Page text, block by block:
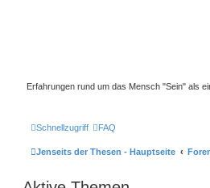
Erfahrungen rund um das Mensch "Sein" als
Schnellzugriff FAQ
Jenseits der Thesen - Hauptseite